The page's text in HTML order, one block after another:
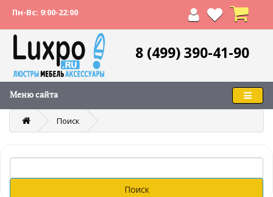
Пн-Вс: 9:00-22:00
8 (499) 390-41-90
Меню сайта
Поиск